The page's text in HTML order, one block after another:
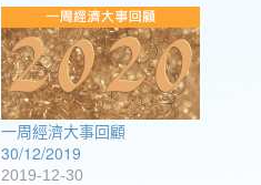
(在
視
窗
中
開
啟)
窗
中
開
啟)
一周經濟大事回顧
30/12/2019
2019-12-30